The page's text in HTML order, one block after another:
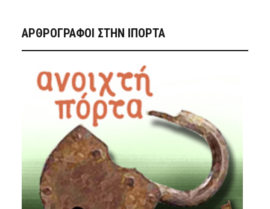
ΑΡΘΡΟΓΡΑΦΟΙ ΣΤΗΝ IΠΟΡΤΑ